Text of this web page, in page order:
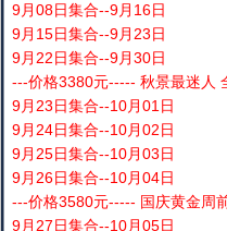
9月08日集合--9月16日
9月15日集合--9月23日
9月22日集合--9月30日
---价格3380元----- 秋景最迷人
9月23日集合--10月01日
9月24日集合--10月02日
9月25日集合--10月03日
9月26日集合--10月04日
---价格3580元----- 国庆黄金周
9月27日集合--10月05日